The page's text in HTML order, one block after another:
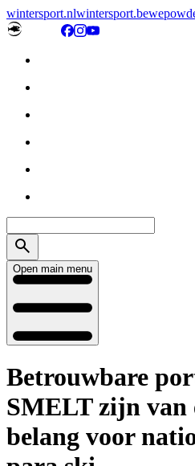
wintersport.nlwintersport.be
Open main menu
Betrouwbare
SMELT zijn van
belang voor